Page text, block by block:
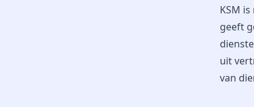
KSM
geeft
uit
van